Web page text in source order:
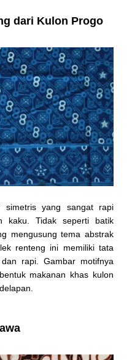
dari Kulon Progo
simetris yang sangat rapi
kaku. Tidak seperti batik
mengusung tema abstrak
renteng ini memiliki tata
rapi. Gambar motifnya
makanan khas kulon